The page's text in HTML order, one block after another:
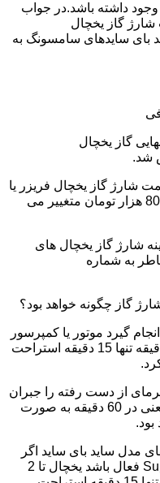
داشته باشد.در جواب
گاز یخچال
بای سایدهای سامسونگ به
گاز یخچال
شد.
شارژ گاز یخچال فریزر یا
ساید بای ساید سامسونگ بین 500 تا 800 هزار تومان متغییر می
شارژ گاز یخچال های
به شماره
گاز چگونه خواهد بود؟
گیرد موتور یا کمپرسور
یخچال برای جبران افت سرما در 60 دقیقه تنها 15 دقیقه استراحت
موتور سرمای از دست رفته را جبران
می کند و به حالت عادی بر می گردد.یعنی در 60 دقیقه به صورت
مدل ساید بای ساید اگر
حالت های Power Fridge یا Super Cold فعال باشد یخچال تا 2